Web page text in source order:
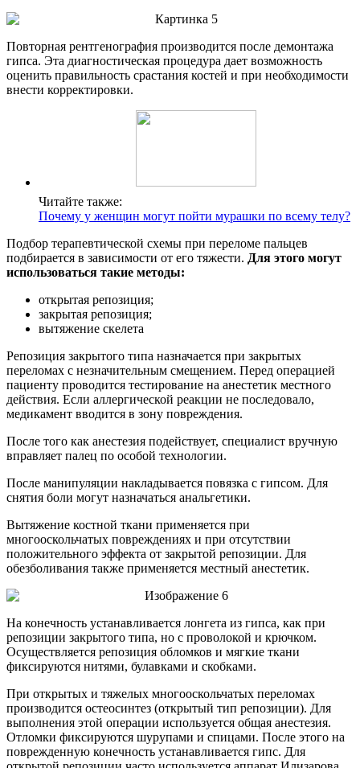
Повторная рентгенография производится после демонтажа
гипса. Эта диагностическая процедура дает возможность
оценить правильность срастания костей и при необходимости
внести корректировки.
Читайте также:
Почему у женщин могут пойти мурашки по всему телу?
Подбор терапевтической схемы при переломе пальцев
подбирается в зависимости от его тяжести. Для этого могут
использоваться такие методы:
открытая репозиция;
закрытая репозиция;
вытяжение скелета
Репозиция закрытого типа назначается при закрытых
переломах с незначительным смещением. Перед операцией
пациенту проводится тестирование на анестетик местного
действия. Если аллергической реакции не последовало,
медикамент вводится в зону повреждения.
После того как анестезия подействует, специалист вручную
вправляет палец по особой технологии.
После манипуляции накладывается повязка с гипсом. Для
снятия боли могут назначаться анальгетики.
Вытяжение костной ткани применяется при
многооскольчатых повреждениях и при отсутствии
положительного эффекта от закрытой репозиции. Для
обезболивания также применяется местный анестетик.
На конечность устанавливается лонгета из гипса, как при
репозиции закрытого типа, но с проволокой и крючком.
Осуществляется репозиция обломков и мягкие ткани
фиксируются нитями, булавками и скобками.
При открытых и тяжелых многооскольчатых переломах
производится остеосинтез (открытый тип репозиции). Для
выполнения этой операции используется общая анестезия.
Отломки фиксируются шурупами и спицами. После этого на
поврежденную конечность устанавливается гипс. Для